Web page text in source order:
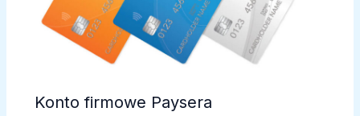
Konto firmowe Paysera